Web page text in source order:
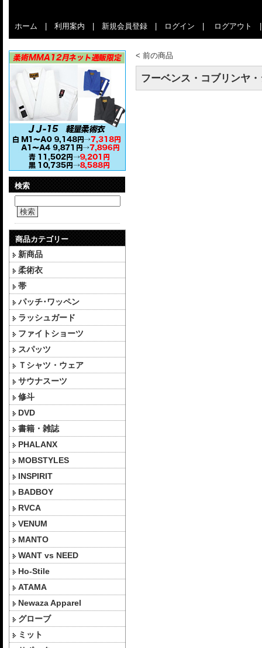
ホーム 利用案内 新規会員登録 ログイン ログアウト
検索
検索
商品カテゴリー
新商品
柔術衣
帯
パッチ･ワッペン
ラッシュガード
ファイトショーツ
スパッツ
Ｔシャツ・ウェア
サウナスーツ
修斗
DVD
書籍・雑誌
PHALANX
MOBSTYLES
INSPIRIT
BADBOY
RVCA
VENUM
MANTO
WANT vs NEED
Ho-Stile
ATAMA
Newaza Apparel
グローブ
ミット
< 前の商品
フーベンス・コブリンヤ